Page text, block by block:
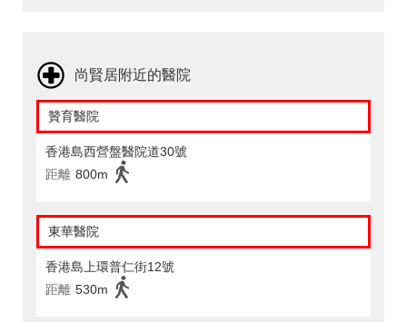
尚賢居附近的醫院
贊育醫院
香港島西營盤醫院道30號
距離 800m
東華醫院
香港島上環普仁街12號
距離 530m